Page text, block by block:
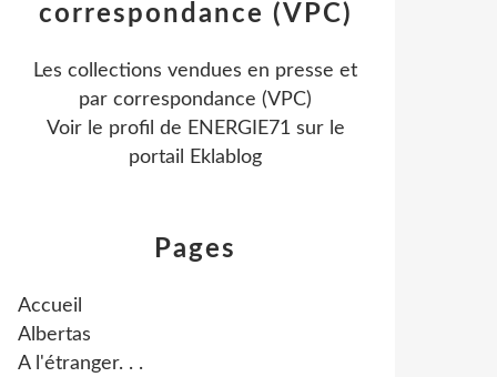
Pages
Accueil
Albertas
A l'étranger. . .
correspondance (VPC)
Les collections vendues en presse et
par correspondance (VPC)
Voir le profil de ENERGIE71sur le
portail Eklablog